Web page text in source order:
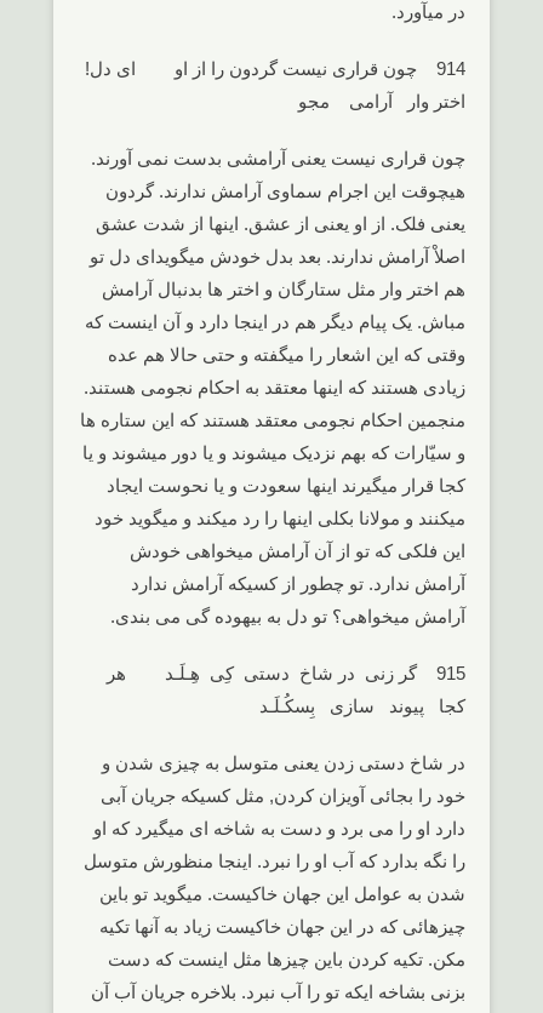
در میآورد.
914 چون قراری نیست گردون را از او ای دل!
اختر وار آرامی مجو
چون قراری نیست یعنی آرامشی بدست نمی آورند.
هیچوقت این اجرام سماوی آرامش ندارند. گردون
یعنی فلک. از او یعنی از عشق. اینها از شدت عشق
اصلاْ آرامش ندارند. بعد بدل خودش میگوید‌ای دل تو
هم اختر وار مثل ستارگان و اختر ها بدنبال آرامش
مباش. یک پیام دیگر هم در اینجا دارد و آن اینست که
وقتی که این اشعار را میگفته و حتی حالا هم عده
زیادی هستند که اینها معتقد به احکام نجومی هستند.
منجمین احکام نجومی معتقد هستند که این ستاره ها
و سیّارات که بهم نزدیک میشوند و یا دور میشوند و یا
کجا قرار میگیرند اینها سعودت و یا نحوست ایجاد
میکنند و مولانا بکلی اینها را رد میکند و میگوید خود
این فلکی که تو از آن آرامش میخواهی خودش
آرامش ندارد. تو چطور از کسیکه آرامش ندارد
آرامش میخواهی؟ تو دل به بیهوده گی می بندی.
915 گر زنی در شاخ دستی کِی هِـلَـد هر
کجا پیوند سازی بِسکُـلَـد
در شاخ دستی زدن یعنی متوسل به چیزی شدن و
خود را بجائی آویزان کردن, مثل کسیکه جریان آبی
دارد او را می برد و دست به شاخه ای میگیرد که او
را نگه بدارد که آب او را نبرد. اینجا منظورش متوسل
شدن به عوامل این جهان خاکیست. میگوید تو باین
چیزهائی که در این جهان خاکیست زیاد به آنها تکیه
مکن. تکیه کردن باین چیزها مثل اینست که دست
بزنی بشاخه ایکه تو را آب نبرد. بلاخره جریان آب آن